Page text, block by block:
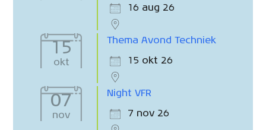
16 aug 26
15
okt
Thema Avond Techniek
15 okt 26
07
nov
Night VFR
7 nov 26